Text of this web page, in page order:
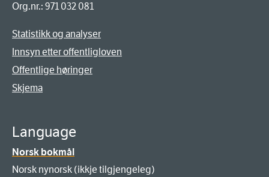
Org.nr.: 971 032 081
Statistikk og analyser
Innsyn etter offentligloven
Offentlige høringer
Skjema
Language
Norsk bokmål
Norsk nynorsk (ikkje tilgjengeleg)